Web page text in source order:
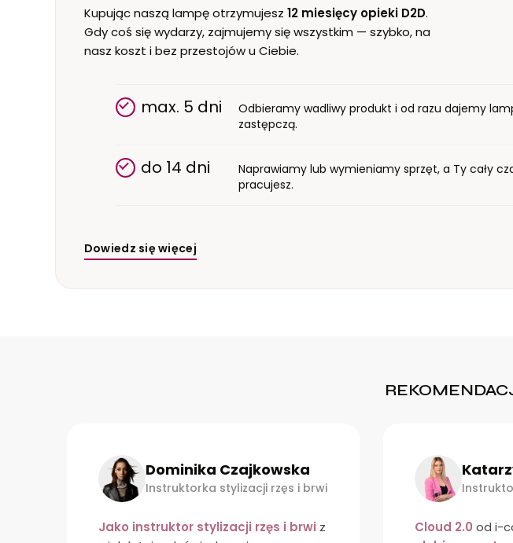
Kupując naszą lampę otrzymujesz 12 miesięcy opieki D2D.
Gdy coś się wydarzy, zajmujemy się wszystkim — szybko, na
nasz koszt i bez przestojów u Ciebie.
max. 5 dni
Odbieramy wadliwy produkt i od razu dajemy
zastępczą.
do 14 dni
Naprawiamy lub wymieniamy sprzęt, a Ty cały
pracujesz.
Dowiedz się więcej
Katarzyna Śnieżyńska
Instruktorka stylizacji rzęs i brwi
Cloud 2.0od i-coucou tomój
Anna
Przez tyle lat